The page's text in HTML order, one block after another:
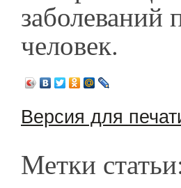
заболеваний
человек.
Версия для
Метки